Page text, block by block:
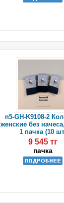
n5-GH-K9108-2
женские без
1 пачка (10
9 545 тг
пачка